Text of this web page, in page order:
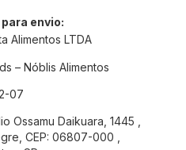
envio:
Alimentos LTDA
– Nóblis Alimentos
07
Ossamu Daikuara, 1445 ,
CEP: 06807-000 ,